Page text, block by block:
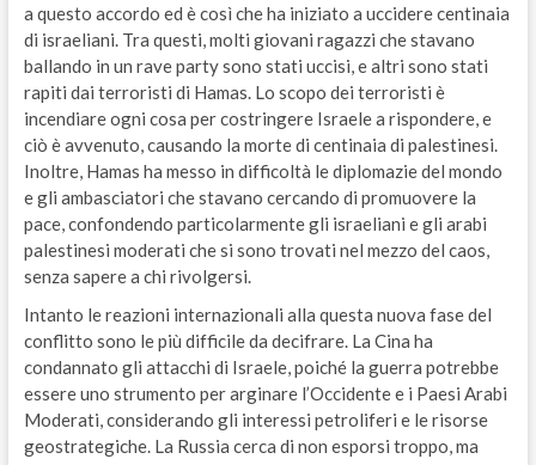
a questo accordo ed è così che ha iniziato a uccidere centinaia
di israeliani. Tra questi, molti giovani ragazzi che stavano
ballando in un rave party sono stati uccisi, e altri sono stati
rapiti dai terroristi di Hamas. Lo scopo dei terroristi è
incendiare ogni cosa per costringere Israele a rispondere, e
ciò è avvenuto, causando la morte di centinaia di palestinesi.
Inoltre, Hamas ha messo in difficoltà le diplomazie del mondo
e gli ambasciatori che stavano cercando di promuovere la
pace, confondendo particolarmente gli israeliani e gli arabi
palestinesi moderati che si sono trovati nel mezzo del caos,
senza sapere a chi rivolgersi.
Intanto le reazioni internazionali alla questa nuova fase del
conflitto sono le più difficile da decifrare. La Cina ha
condannato gli attacchi di Israele, poiché la guerra potrebbe
essere uno strumento per arginare l’Occidente e i Paesi Arabi
Moderati, considerando gli interessi petroliferi e le risorse
geostrategiche. La Russia cerca di non esporsi troppo, ma